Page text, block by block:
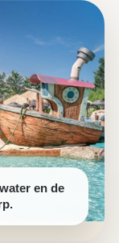
en de